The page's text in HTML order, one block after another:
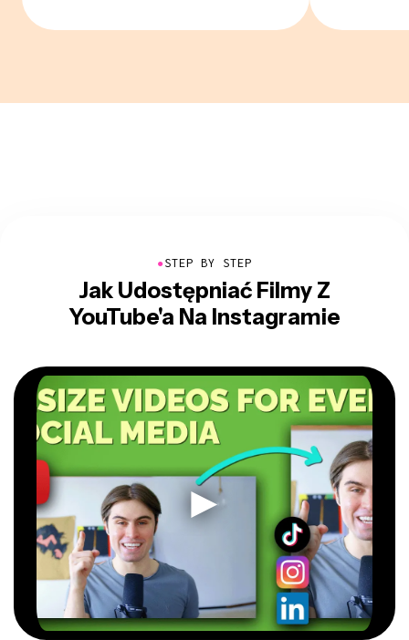
●STEP BY STEP
Jak Udostępniać Filmy Z
YouTube'a Na Instagramie